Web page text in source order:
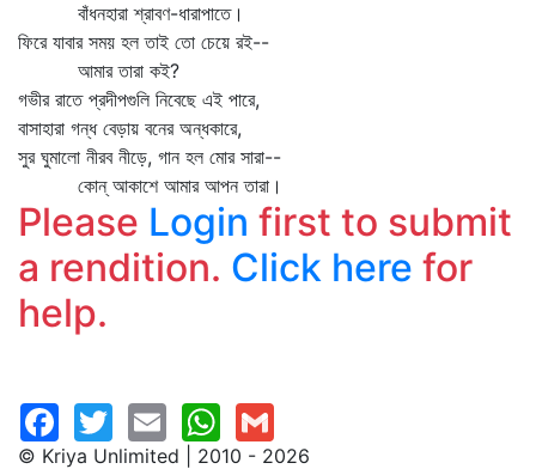
বাঁধনহারা শ্রাবণ-ধারাপাতে।
ফিরে যাবার সময় হল তাই তো চেয়ে রই--
আমার তারা কই?
গভীর রাতে প্রদীপগুলি নিবেছে এই পারে,
বাসাহারা গন্ধ বেড়ায় বনের অন্ধকারে,
সুর ঘুমালো নীরব নীড়ে, গান হল মোর সারা--
কোন্‌ আকাশে আমার আপন তারা।
Please Login first to submit
a rendition. Click here for
help.
© Kriya Unlimited | 2010 - 2026